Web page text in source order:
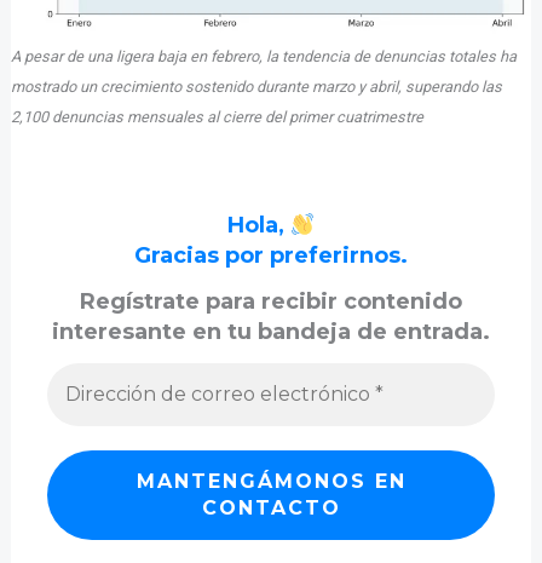
A pesar de una ligera baja en febrero, la tendencia de denuncias totales ha
mostrado un crecimiento sostenido durante marzo y abril, superando las
2,100 denuncias mensuales al cierre del primer cuatrimestre
Hola,
Gracias por preferirnos.
Regístrate para recibir contenido
interesante en tu bandeja de entrada.